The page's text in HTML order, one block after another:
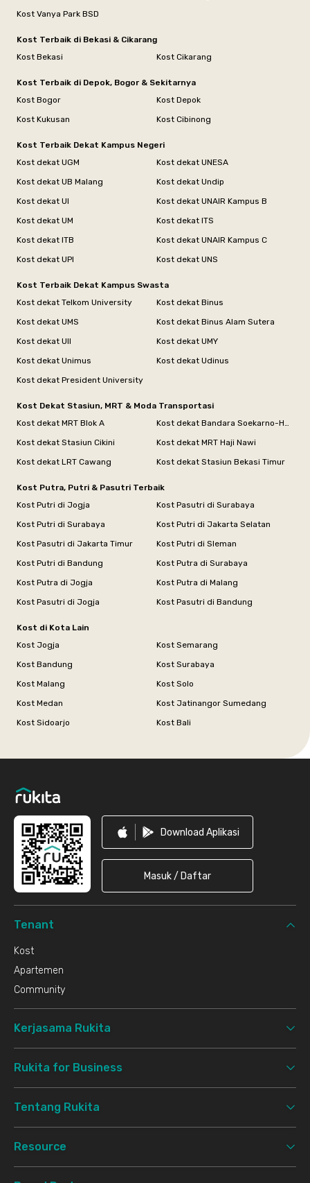
Kost Vanya Park BSD
Kost Terbaik di Bekasi & Cikarang
Kost Bekasi
Kost Cikarang
Kost Terbaik di Depok, Bogor & Sekitarnya
Kost Bogor
Kost Depok
Kost Kukusan
Kost Cibinong
Kost Terbaik Dekat Kampus Negeri
Kost dekat UGM
Kost dekat UNESA
Kost dekat UB Malang
Kost dekat Undip
Kost dekat UI
Kost dekat UNAIR Kampus B
Kost dekat UM
Kost dekat ITS
Kost dekat ITB
Kost dekat UNAIR Kampus C
Kost dekat UPI
Kost dekat UNS
Kost Terbaik Dekat Kampus Swasta
Kost dekat Telkom University
Kost dekat Binus
Kost dekat UMS
Kost dekat Binus Alam Sutera
Kost dekat UII
Kost dekat UMY
Kost dekat Unimus
Kost dekat Udinus
Kost dekat President University
Kost Dekat Stasiun, MRT & Moda Transportasi
Kost dekat MRT Blok A
Kost dekat Bandara Soekarno-Hatta
Kost dekat Stasiun Cikini
Kost dekat MRT Haji Nawi
Kost dekat LRT Cawang
Kost dekat Stasiun Bekasi Timur
Kost Putra, Putri & Pasutri Terbaik
Kost Putri di Jogja
Kost Pasutri di Surabaya
Kost Putri di Surabaya
Kost Putri di Jakarta Selatan
Kost Pasutri di Jakarta Timur
Kost Putri di Sleman
Kost Putri di Bandung
Kost Putra di Surabaya
Kost Putra di Jogja
Kost Putra di Malang
Kost Pasutri di Jogja
Kost Pasutri di Bandung
Kost di Kota Lain
Kost Jogja
Kost Semarang
Kost Bandung
Kost Surabaya
Kost Malang
Kost Solo
Kost Medan
Kost Jatinangor Sumedang
Kost Sidoarjo
Kost Bali
Download Aplikasi
Masuk / Daftar
Tenant
Kost
Apartemen
Community
Kerjasama Rukita
Rukita for Business
Tentang Rukita
Resource